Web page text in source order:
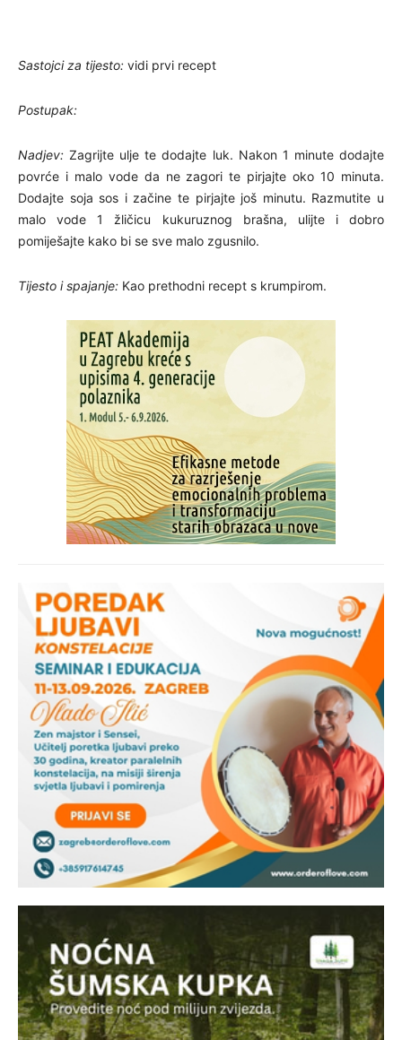
Sastojci za tijesto: vidi prvi recept
Postupak:
Nadjev: Zagrijte ulje te dodajte luk. Nakon 1 minute dodajte
povrće i malo vode da ne zagori te pirjajte oko 10 minuta.
Dodajte soja sos i začine te pirjajte još minutu. Razmutite u
malo vode 1 žličicu kukuruznog brašna, ulijte i dobro
pomiješajte kako bi se sve malo zgusnilo.
Tijesto i spajanje: Kao prethodni recept s krumpirom.